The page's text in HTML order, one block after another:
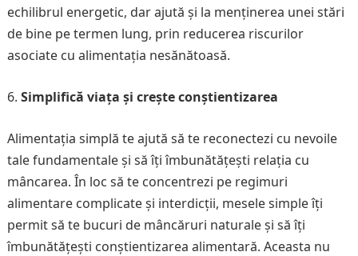
echilibrul energetic, dar ajută și la menținerea unei stări
de bine pe termen lung, prin reducerea riscurilor
asociate cu alimentația nesănătoasă.
Simplifică viața și crește conștientizarea
Alimentația simplă te ajută să te reconectezi cu nevoile
tale fundamentale și să îți îmbunătățești relația cu
mâncarea. În loc să te concentrezi pe regimuri
alimentare complicate și interdicții, mesele simple îți
permit să te bucuri de mâncăruri naturale și să îți
îmbunătățești conștientizarea alimentară. Aceasta nu